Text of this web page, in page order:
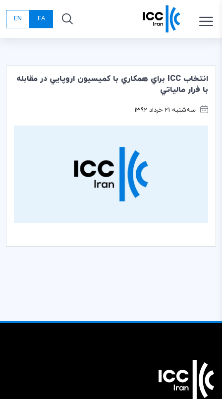
FA
EN
انتخاب ICC براي همكاري با كميسيون اروپايي در مقابله
با فرار مالياتي
سه‌شنبه 21 خرداد 1392